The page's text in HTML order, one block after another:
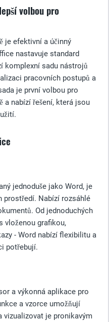
volbou pro
je efektivní a účinný
nastavuje standard
komplexní sadu nástrojů
pracovních postupů a
je první volbou pro
a nabízí řešení, která jsou
jednoduše jako Word, je
prostředí. Nabízí rozsáhlé
Od jednoduchých
vloženou grafikou,
- Word nabízí flexibilitu a
potřebují.
a výkonná aplikace pro
a vzorce umožňují
vizualizovat je pronikavým